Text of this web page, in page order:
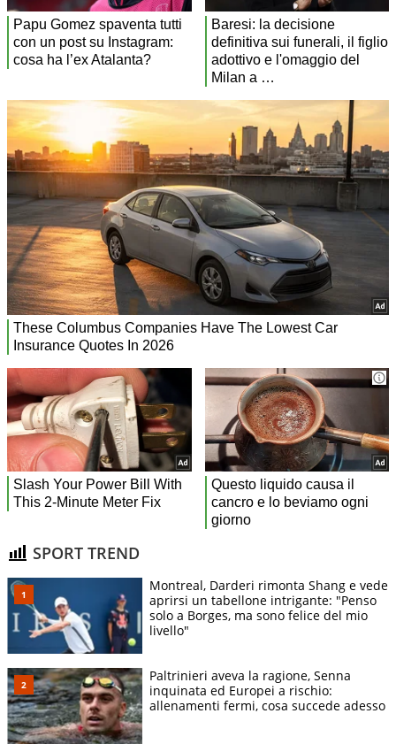
SPORT TREND
Montreal, Darderi rimonta Shang e vede
aprirsi un tabellone intrigante: "Penso
solo a Borges, ma sono felice del mio
livello"
Paltrinieri aveva la ragione, Senna
inquinata ed Europei a rischio:
allenamenti fermi, cosa succede adesso